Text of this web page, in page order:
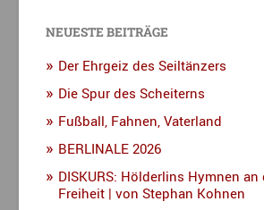
NEUESTE BEITRÄGE
Der Ehrgeiz des Seiltänzers
Die Spur des Scheiterns
Fußball, Fahnen, Vaterland
BERLINALE 2026
DISKURS: Hölderlins Hymnen an
Freiheit | von Stephan Kohnen